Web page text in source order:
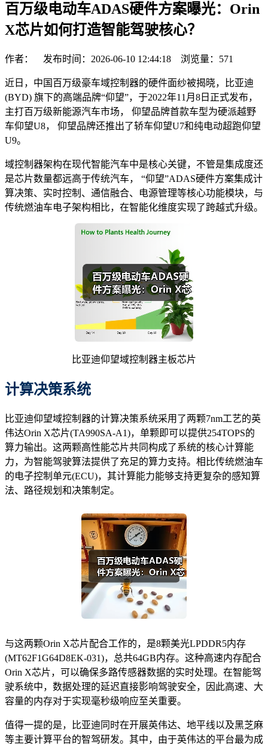
百万级电动车ADAS硬件方案曝光：Orin
X芯片如何打造智能驾驶核心？
作者： 发布时间：2026-06-10 12:44:18 浏览量： 571
近日，中国百万级豪车域控制器的硬件面纱被揭晓，比亚迪
(BYD) 旗下的高端品牌“仰望”，于2022年11月8日正式发布，
主打百万级新能源汽车市场， 仰望品牌首款车型为硬派越野
车仰望U8， 仰望品牌还推出了轿车仰望U7和纯电动超跑仰望
U9。
域控制器架构在现代智能汽车中是核心关键，不管是集成度还
是芯片数量都远高于传统汽车， “仰望”ADAS硬件方案集成计
算决策、实时控制、通信融合、电源管理等核心功能模块，与
传统燃油车电子架构相比，在智能化维度实现了跨越式升级。
比亚迪仰望域控制器主板芯片
计算决策系统
比亚迪仰望域控制器的计算决策系统采用了两颗7nm工艺的英
伟达Orin X芯片(TA990SA-A1)，单颗即可以提供254TOPS的
算力输出。这两颗高性能芯片共同构成了系统的核心计算能
力，为智能驾驶算法提供了充足的算力支持。相比传统燃油车
的电子控制单元(ECU)，其计算能力能够支持更复杂的感知算
法、路径规划和决策制定。
与这两颗Orin X芯片配合工作的，是8颗美光LPDDR5内存
(MT62F1G64D8EK-031)，总共64GB内存。这种高速内存配合
Orin X芯片，可以确保多路传感器数据的实时处理。在智能驾
驶系统中，数据处理的延迟直接影响驾驶安全，因此高速、大
容量的内存对于实现毫秒级响应至关重要。
值得一提的是，比亚迪同时在开展英伟达、地平线以及黑芝麻
等主要计算平台的智驾研发。其中，由于英伟达的平台最为成